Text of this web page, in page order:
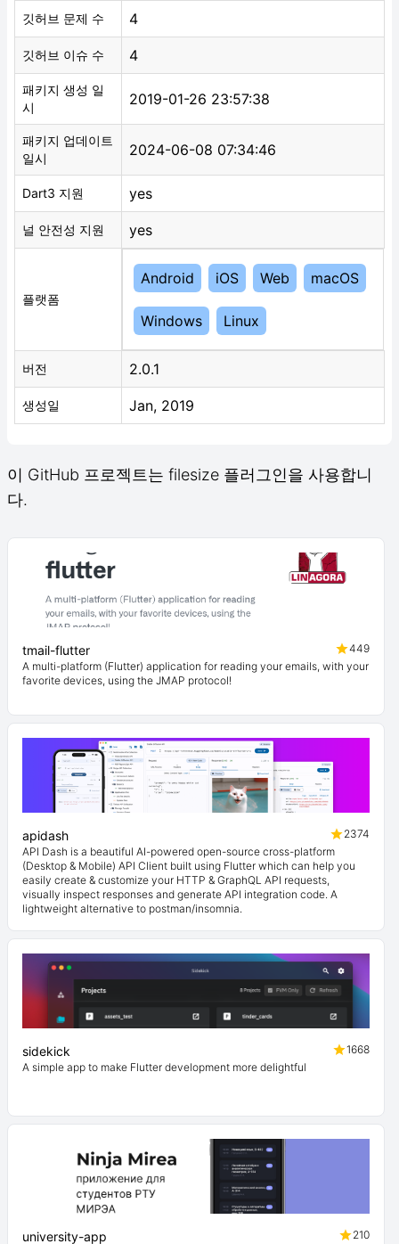
깃허브 문제 수 4
깃허브 이슈 수 4
패키지 생성 일
시
2019-01-26 23:57:38
패키지 업데이트
일시
2024-06-08 07:34:46
Dart3 지원 yes
널 안전성 지원 yes
플랫폼
Android iOS Web macOS
Windows Linux
버전 2.0.1
생성일 Jan, 2019
이 GitHub 프로젝트는 filesize 플러그인을 사용합니
다.
tmail-flutter
449
A multi-platform (Flutter) application for reading your emails, with your
favorite devices, using the JMAP protocol!
apidash
2374
API Dash is a beautiful AI-powered open-source cross-platform
(Desktop & Mobile) API Client built using Flutter which can help you
easily create & customize your HTTP & GraphQL API requests,
visually inspect responses and generate API integration code. A
lightweight alternative to postman/insomnia.
sidekick
1668
A simple app to make Flutter development more delightful
university-app 210